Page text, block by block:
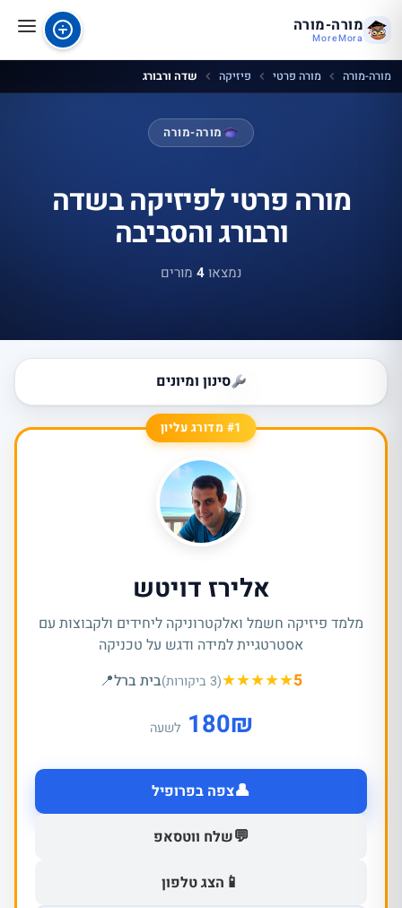
מורה-מורה
MoreMora
מורה-מורה מורה פרטי פיזיקה שדה ורבורג
מורה-מורה
מורה פרטי לפיזיקה בשדה
ורבורג והסביבה
נמצאו4 מורים
סינון ומיונים
#1 מדורג עליון
אלירז דויטש
מלמד פיזיקה חשמל ואלקטרוניקה ליחידים ולקבוצות עם
אסטרטגיית למידה ודגש על טכניקה
(3 ביקורות)★★★★★5 בית ברל📍
₪
180 לשעה
👤צפה בפרופיל
💬שלח ווטסאפ
📱 הצג טלפון